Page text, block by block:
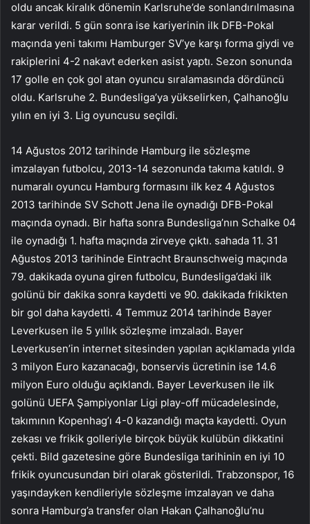
oldu ancak kiralık dönemin Karlsruhe’de sonlandırılmasına
karar verildi. 5 gün sonra ise kariyerinin ilk DFB-Pokal
maçında yeni takımı Hamburger SV’ye karşı forma giydi ve
rakiplerini 4-2 nakavt ederken asist yaptı. Sezon sonunda
17 golle en çok gol atan oyuncu sıralamasında dördüncü
oldu. Karlsruhe 2. Bundesliga’ya yükselirken, Çalhanoğlu
yılın en iyi 3. Lig oyuncusu seçildi.
14 Ağustos 2012 tarihinde Hamburg ile sözleşme
imzalayan futbolcu, 2013-14 sezonunda takıma katıldı. 9
numaralı oyuncu Hamburg formasını ilk kez 4 Ağustos
2013 tarihinde SV Schott Jena ile oynadığı DFB-Pokal
maçında oynadı. Bir hafta sonra Bundesliga’nın Schalke 04
ile oynadığı 1. hafta maçında zirveye çıktı. sahada 11. 31
Ağustos 2013 tarihinde Eintracht Braunschweig maçında
79. dakikada oyuna giren futbolcu, Bundesliga’daki ilk
golünü bir dakika sonra kaydetti ve 90. dakikada frikikten
bir gol daha kaydetti. 4 Temmuz 2014 tarihinde Bayer
Leverkusen ile 5 yıllık sözleşme imzaladı. Bayer
Leverkusen’in internet sitesinden yapılan açıklamada yılda
3 milyon Euro kazanacağı, bonservis ücretinin ise 14.6
milyon Euro olduğu açıklandı. Bayer Leverkusen ile ilk
golünü UEFA Şampiyonlar Ligi play-off mücadelesinde,
takımının Kopenhag’ı 4-0 kazandığı maçta kaydetti. Oyun
zekası ve frikik golleriyle birçok büyük kulübün dikkatini
çekti. Bild gazetesine göre Bundesliga tarihinin en iyi 10
frikik oyuncusundan biri olarak gösterildi. Trabzonspor, 16
yaşındayken kendileriyle sözleşme imzalayan ve daha
sonra Hamburg’a transfer olan Hakan Çalhanoğlu’nu